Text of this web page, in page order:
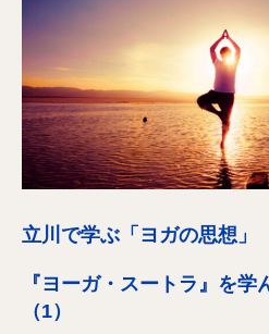
立川で学ぶ「ヨガの思想」
『ヨーガ・スートラ』を学
（1）